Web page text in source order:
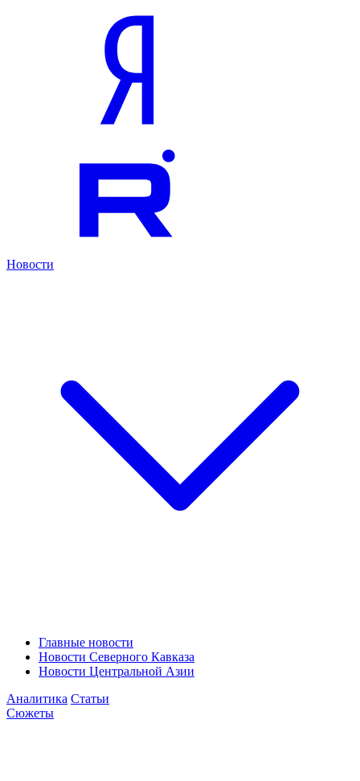
Новости
Главные новости
Новости Северного Кавказа
Новости Центральной Азии
Аналитика Статьи
Сюжеты